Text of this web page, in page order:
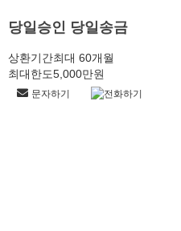
당일승인 당일송금
상환기간최대 60개월
최대한도5,000만원
문자하기 전화하기